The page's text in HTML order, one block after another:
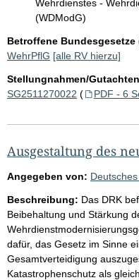
Wehrdienstes -
(WDModG)
Betroffene Bundesgesetze
WehrPflG [alle RV hierzu]
Stellungnahmen/
SG2511270022 ( PDF - 6
Ausgestaltung des
Angegeben von:
Beschreibung: Das DRK
Beibehaltung und Stärkung
dafür, das Gesetz im Sinne
Gesamtverteidigung
Katastrophenschutz als